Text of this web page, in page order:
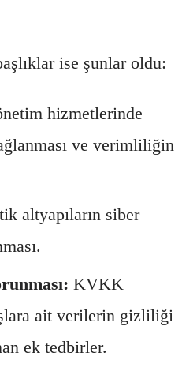
ise şunlar oldu:
hizmetlerinde
ve verimliliğin
altyapıların siber
KVKK
ait verilerin gizliliği
ek tedbirler.